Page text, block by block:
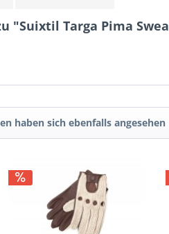
"Suixtil Targa Pima
haben sich ebenfalls angesehen